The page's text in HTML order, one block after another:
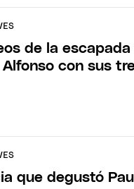
de la
Alfonso con sus
que degustó